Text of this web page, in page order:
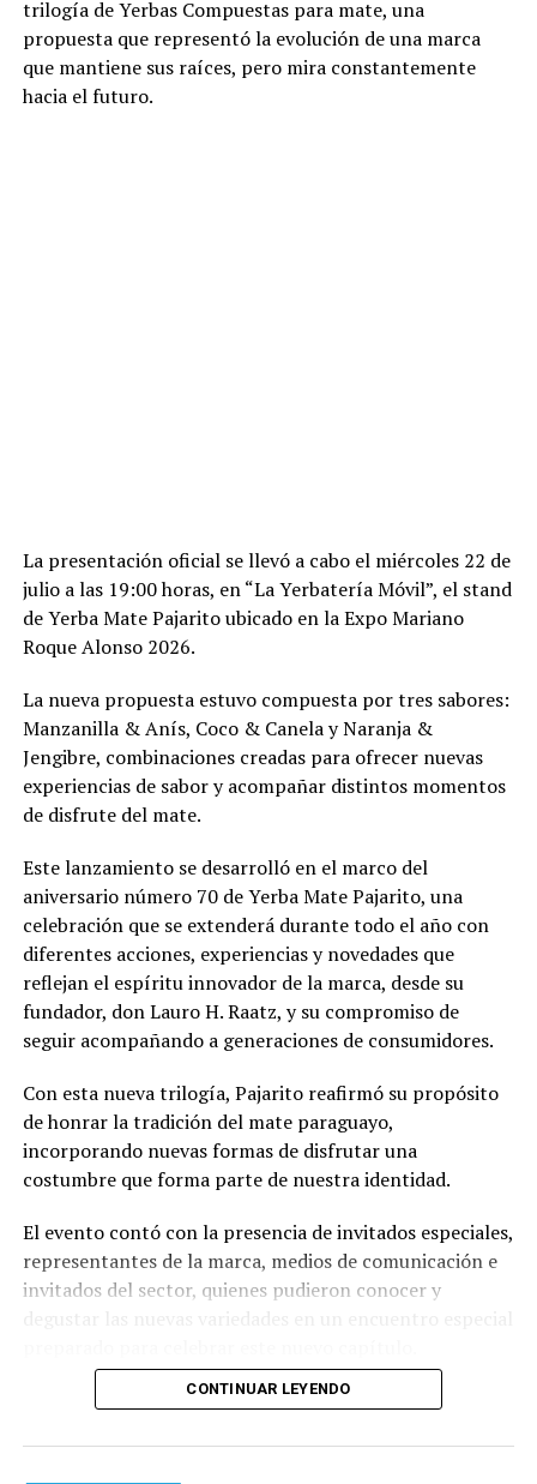
trilogía de Yerbas Compuestas para mate, una
propuesta que representó la evolución de una marca
que mantiene sus raíces, pero mira constantemente
hacia el futuro.
La presentación oficial se llevó a cabo el miércoles 22 de
julio a las 19:00 horas, en “La Yerbatería Móvil”, el stand
de Yerba Mate Pajarito ubicado en la Expo Mariano
Roque Alonso 2026.
La nueva propuesta estuvo compuesta por tres sabores:
Manzanilla & Anís, Coco & Canela y Naranja &
Jengibre, combinaciones creadas para ofrecer nuevas
experiencias de sabor y acompañar distintos momentos
de disfrute del mate.
Este lanzamiento se desarrolló en el marco del
aniversario número 70 de Yerba Mate Pajarito, una
celebración que se extenderá durante todo el año con
diferentes acciones, experiencias y novedades que
reflejan el espíritu innovador de la marca, desde su
fundador, don Lauro H. Raatz, y su compromiso de
seguir acompañando a generaciones de consumidores.
Con esta nueva trilogía, Pajarito reafirmó su propósito
de honrar la tradición del mate paraguayo,
incorporando nuevas formas de disfrutar una
costumbre que forma parte de nuestra identidad.
El evento contó con la presencia de invitados especiales,
representantes de la marca, medios de comunicación e
invitados del sector, quienes pudieron conocer y
CONTINUAR LEYENDO